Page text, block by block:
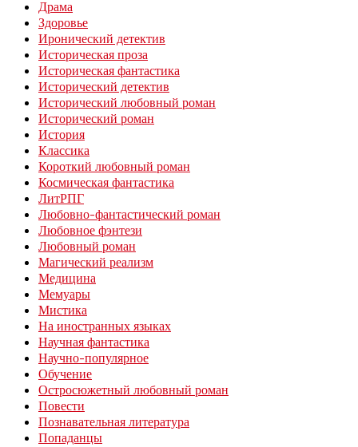
Драма
Здоровье
Иронический детектив
Историческая проза
Историческая фантастика
Исторический детектив
Исторический любовный роман
Исторический роман
История
Классика
Короткий любовный роман
Космическая фантастика
ЛитРПГ
Любовно-фантастический роман
Любовное фэнтези
Любовный роман
Магический реализм
Медицина
Мемуары
Мистика
На иностранных языках
Научная фантастика
Научно-популярное
Обучение
Остросюжетный любовный роман
Повести
Познавательная литература
Попаданцы